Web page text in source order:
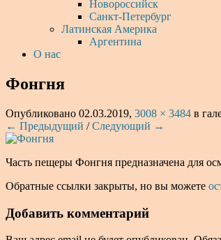
Новороссийск
Санкт-Петербург
Латинская Америка
Аргентина
О нас
Фонгня
Опубликовано 02.03.2019, 3008 × 3484 в
← Предыдущий /Следующий →
Часть пещеры Фонгня предназначена для
Обратные ссылки закрыты, но вы можете
Добавить комментарий